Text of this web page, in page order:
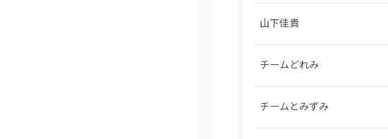
山下佳貴
チームどれみ
チームとみずみ